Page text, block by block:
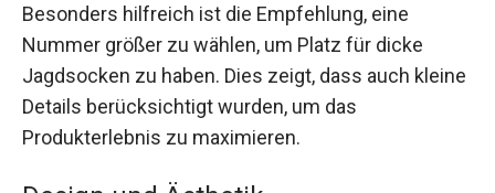
Besonders hilfreich ist die Empfehlung, eine
Nummer größer zu wählen, um Platz für dicke
Jagdsocken zu haben. Dies zeigt, dass auch kleine
Details berücksichtigt wurden, um das
Produkterlebnis zu maximieren.